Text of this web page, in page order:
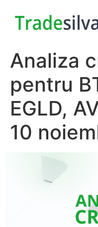
Analiza
pentru
EGLD,
10